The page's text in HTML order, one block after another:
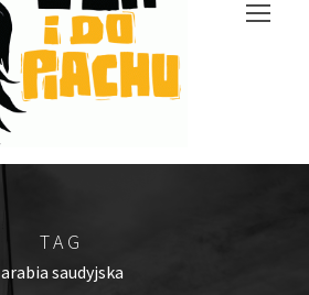
TAG
arabia saudyjska